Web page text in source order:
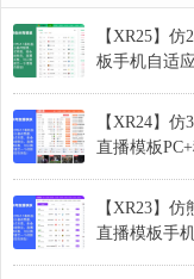
【XR25】
板手机自适
【XR24】
直播模板
【XR23】
直播模板手